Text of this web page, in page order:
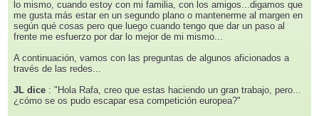
lo mismo, cuando estoy con mi familia, con los amigos...digamos que
me gusta más estar en un segundo plano o mantenerme al margen en
según qué cosas pero que luego cuando tengo que dar un paso al
frente me esfuerzo por dar lo mejor de mi mismo...
A continuación, vamos con las preguntas de algunos aficionados a
través de las redes...
JL dice : "Hola Rafa, creo que estas haciendo un gran trabajo, pero...
¿cómo se os pudo escapar esa competición europea?"